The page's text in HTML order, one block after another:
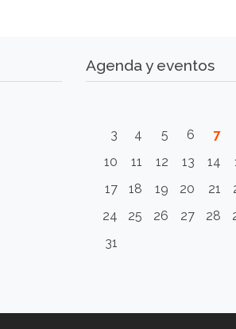
Agenda y eventos
3
4 5 6 7
10
11 12 13 14
17
18 19 20 21
24
25 26 27 28
31